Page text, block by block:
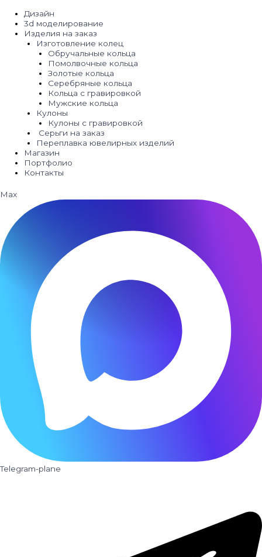
Дизайн
3d моделирование
Изделия на заказ
Изготовление колец
Обручальные кольца
Помолвочные кольца
Золотые кольца
Серебряные кольца
Кольца с гравировкой
Мужские кольца
Кулоны
Кулоны с гравировкой
Серьги на заказ
Переплавка ювелирных изделий
Магазин
Портфолио
Контакты
Max
Telegram-plane